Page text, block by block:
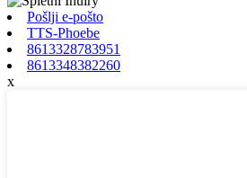
Pošlji e-pošto
TTS-Phoebe
8613328783951
8613348382260
x